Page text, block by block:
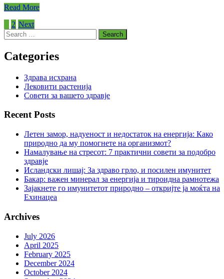
Read More
Posts
pagination
2 Next
Search
for:
Categories
Здрава исхрана
Лековити растенија
Совети за вашето здравје
Recent Posts
Летен замор, надуеност и недостаток на енергија: Како
природно да му помогнете на организмот?
Намалување на стресот: 7 практични совети за подобро
здравје
Исландски лишај: За здраво грло, и посилен имунитет
Бакар: важен минерал за енергија и тироидна рамнотежа
Зајакнете го имунитетот природно – откријте ја моќта на
Ехинацеа
Archives
July 2026
April 2025
February 2025
December 2024
October 2024